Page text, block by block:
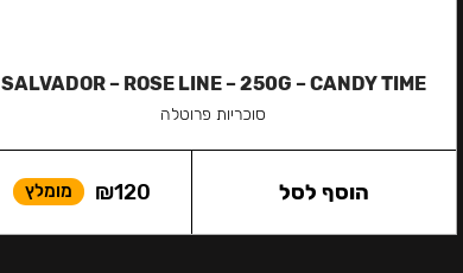
SALVADOR – ROSE LINE – 250G – CANDY TIME
סוכריות פרוטלה
₪120 מומלץ הוסף לסל